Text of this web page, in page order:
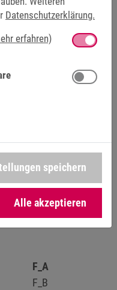
F_A
F_B
Datenschutzerklärung.
erfahren)
speichern
Alle akzeptieren